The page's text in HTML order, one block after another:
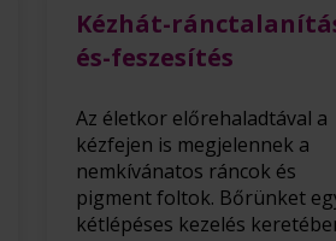
Kézhát-
és-feszesítés
Az életkor előrehaladtával a
kézfejen is megjelennek a
nemkívánatos ráncok és
pigment foltok. Bőrünket
kétlépéses kezelés